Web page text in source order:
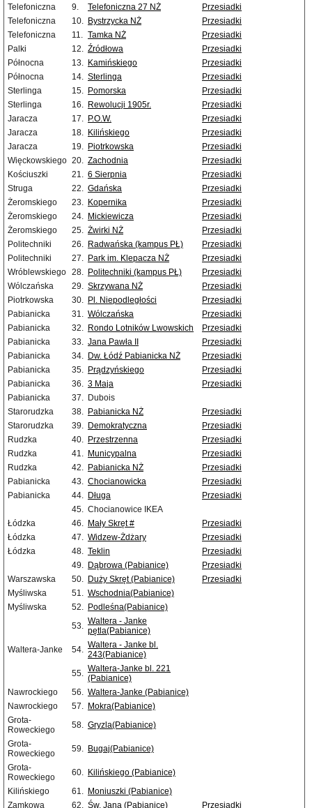
Telefoniczna
9. Telefoniczna 27 NŻ
Przesiadki
Telefoniczna
10. Bystrzycka NŻ
Przesiadki
Telefoniczna
11. Tamka NŻ
Przesiadki
Palki
12. Źródłowa
Przesiadki
Północna
13. Kamińskiego
Przesiadki
Północna
14. Sterlinga
Przesiadki
Sterlinga
15. Pomorska
Przesiadki
Sterlinga
16. Rewolucji 1905r.
Przesiadki
Jaracza
17. P.O.W.
Przesiadki
Jaracza
18. Kilińskiego
Przesiadki
Jaracza
19. Piotrkowska
Przesiadki
Więckowskiego 20. Zachodnia
Przesiadki
Kościuszki
21. 6 Sierpnia
Przesiadki
Struga
22. Gdańska
Przesiadki
Żeromskiego
23. Kopernika
Przesiadki
Żeromskiego
24. Mickiewicza
Przesiadki
Żeromskiego
25. Żwirki NŻ
Przesiadki
Politechniki
26. Radwańska (kampus PŁ)
Przesiadki
Politechniki
27. Park im. Klepacza NŻ
Przesiadki
Wróblewskiego 28. Politechniki (kampus PŁ)
Przesiadki
Wólczańska
29. Skrzywana NŻ
Przesiadki
Piotrkowska
30. Pl. Niepodległości
Przesiadki
Pabianicka
31. Wólczańska
Przesiadki
Pabianicka
32. Rondo Lotników Lwowskich
Przesiadki
Pabianicka
33. Jana Pawła II
Przesiadki
Pabianicka
34. Dw. Łódź Pabianicka NŻ
Przesiadki
Pabianicka
35. Prądzyńskiego
Przesiadki
Pabianicka
36. 3 Maja
Przesiadki
Pabianicka
37. Dubois
Starorudzka
38. Pabianicka NŻ
Przesiadki
Starorudzka
39. Demokratyczna
Przesiadki
Rudzka
40. Przestrzenna
Przesiadki
Rudzka
41. Municypalna
Przesiadki
Rudzka
42. Pabianicka NŻ
Przesiadki
Pabianicka
43. Chocianowicka
Przesiadki
Pabianicka
44. Długa
Przesiadki
45. Chocianowice IKEA
Łódzka
46. Mały Skręt #
Przesiadki
Łódzka
47. Widzew-Żdżary
Przesiadki
Łódzka
48. Teklin
Przesiadki
49. Dąbrowa (Pabianice)
Przesiadki
Warszawska
50. Duży Skręt (Pabianice)
Przesiadki
Myśliwska
51. Wschodnia(Pabianice)
Myśliwska
52. Podleśna(Pabianice)
53. Waltera - Janke
pętla(Pabianice)
Waltera-Janke
54. Waltera - Janke bl.
243(Pabianice)
55. Waltera-Janke bl. 221
(Pabianice)
Nawrockiego
56. Waltera-Janke (Pabianice)
Nawrockiego
57. Mokra(Pabianice)
Grota-
Roweckiego
58. Gryzla(Pabianice)
Grota-
Roweckiego
59. Bugaj(Pabianice)
Grota-
Roweckiego
60. Kilińskiego (Pabianice)
Kilińskiego
61. Moniuszki (Pabianice)
Zamkowa
62. Św. Jana (Pabianice) Przesiadki